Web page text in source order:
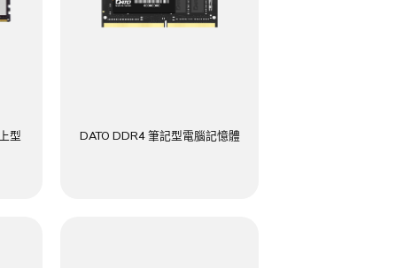
型
DATO DDR4 筆記型電腦記憶體